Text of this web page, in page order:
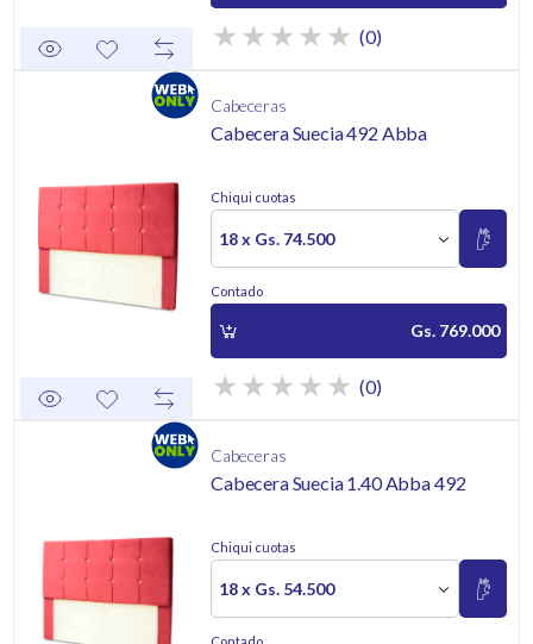
(0)
Cabeceras
Cabecera Suecia 492 Abba
Chiqui cuotas
18 x Gs. 74.500
Contado
Gs. 769.000
(0)
Cabeceras
Cabecera Suecia 1.40 Abba 492
Chiqui cuotas
18 x Gs. 54.500